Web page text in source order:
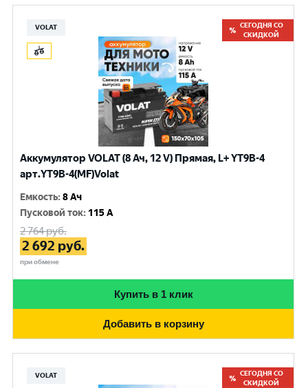
VOLAT
СЕГОДНЯ СО
СКИДКОЙ
Аккумулятор VOLAT (8 Ач, 12 V) Прямая, L+ YT9B-4
арт.YT9B-4(MF)Volat
Емкость:8 Ач
Пусковой ток: 115 A
2 764руб.
2 692 руб.
при обмене
Купить в 1 клик
Добавить в корзину
VOLAT
СЕГОДНЯ СО
СКИДКОЙ